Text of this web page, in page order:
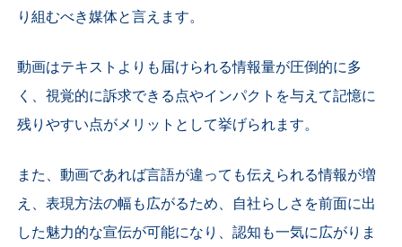
り組むべき媒体と言えます。
動画はテキストよりも届けられる情報量が圧倒的に多
く、視覚的に訴求できる点やインパクトを与えて記憶に
残りやすい点がメリットとして挙げられます。
また、動画であれば言語が違っても伝えられる情報が増
え、表現方法の幅も広がるため、自社らしさを前面に出
した魅力的な宣伝が可能になり、認知も一気に広がりま